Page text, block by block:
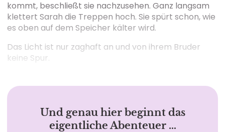
kommt, beschließt sie nachzusehen. Ganz langsam
klettert Sarah die Treppen hoch. Sie spürt schon, wie
es oben auf dem Speicher kälter wird.
Das Licht ist nur zaghaft an und von ihrem Bruder
keine Spur.
Und genau hier beginnt das
eigentliche Abenteuer …